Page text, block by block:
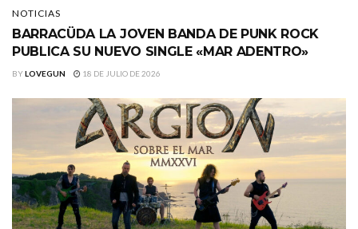
NOTICIAS
BARRACÜDA LA JOVEN BANDA DE PUNK ROCK
PUBLICA SU NUEVO SINGLE «MAR ADENTRO»
BYLOVEGUN 18 DE JULIO DE 2026